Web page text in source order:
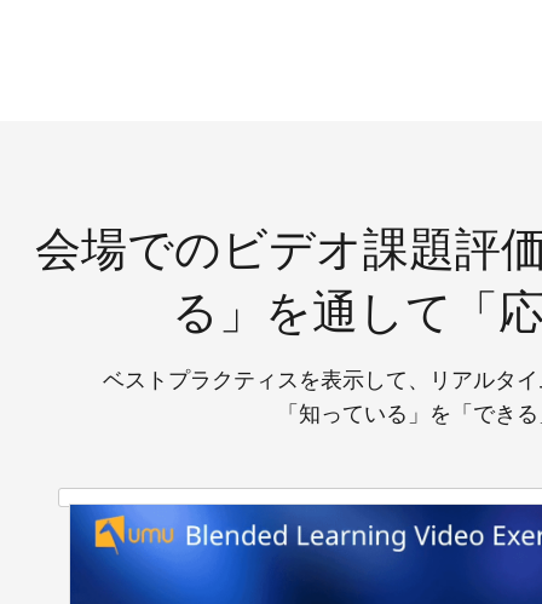
会場でのビデオ課題評
る」を通して「
ベストプラクティスを表示して、リアルタ
「知っている」を「でき